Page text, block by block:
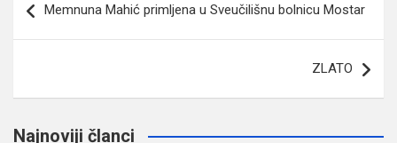
članaka
Memnuna Mahić primljena u Sveučilišnu bolnicu Mostar
ZLATO
Najnoviji članci